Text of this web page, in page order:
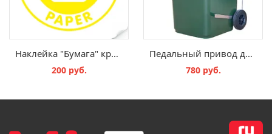
Наклейка "Бумага" круглая
200 руб.
Педальный привод для контейнера 120 (Г-образный)
780 руб.